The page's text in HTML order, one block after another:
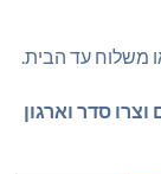
משלוח עד הבית.
סדר וארגון